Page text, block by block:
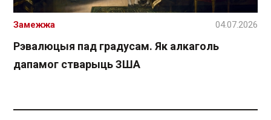
Рэвалюцыя пад градусам. Як алкаголь
дапамог стварыць ЗША
Замежжа 04.07.2026